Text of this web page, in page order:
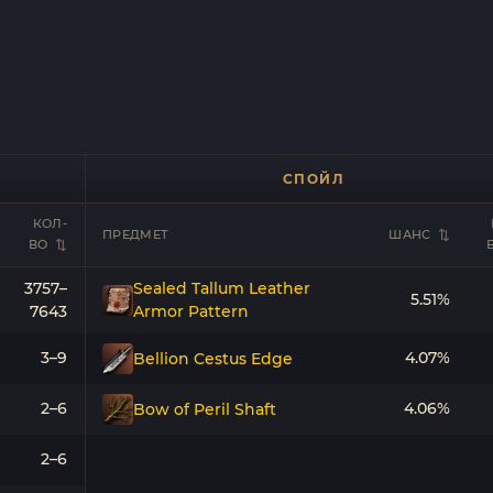
КОЛ-
ВО
3757–
7643
3–9
2–6
2–6
СПОЙЛ
ПРЕДМЕТ ШАНС
Sealed Tallum Leather
Armor Pattern
5.51%
Bellion Cestus Edge 4.07%
Bow of Peril Shaft 4.06%